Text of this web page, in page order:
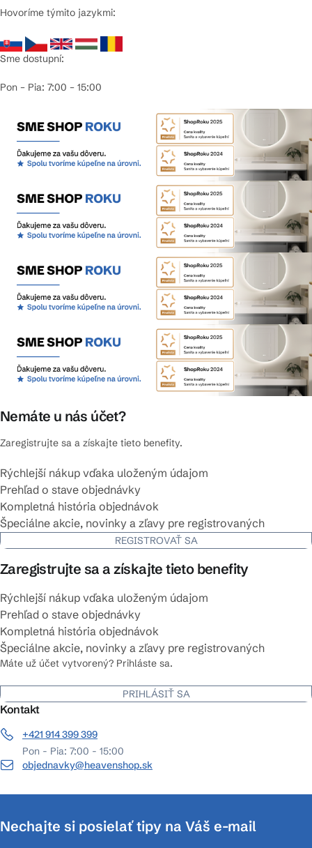
Hovoríme týmito jazykmi:
Sme dostupní:
Pon – Pia: 7:00 – 15:00
Nemáte u nás účet?
Zaregistrujte sa a získajte tieto benefity.
Rýchlejší nákup vďaka uloženým údajom
Prehľad o stave objednávky
Kompletná história objednávok
Špeciálne akcie, novinky a zľavy pre registrovaných
REGISTROVAŤ SA
Zaregistrujte sa a získajte tieto benefity
Rýchlejší nákup vďaka uloženým údajom
Prehľad o stave objednávky
Kompletná história objednávok
Špeciálne akcie, novinky a zľavy pre registrovaných
Máte už účet vytvorený? Prihláste sa.
PRIHLÁSIŤ SA
Kontakt
+421 914 399 399
Pon - Pia: 7:00 - 15:00
objednavky@heavenshop.sk
Nechajte si posielať tipy na Váš e-mail